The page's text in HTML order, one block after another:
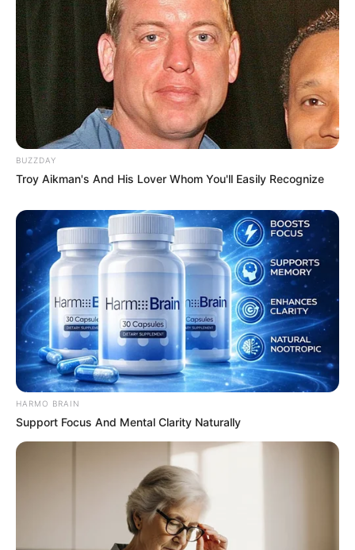
BUZZDAY
Troy Aikman's And His Lover Whom You'll Easily Recognize
HARMO BRAIN
Support Focus And Mental Clarity Naturally